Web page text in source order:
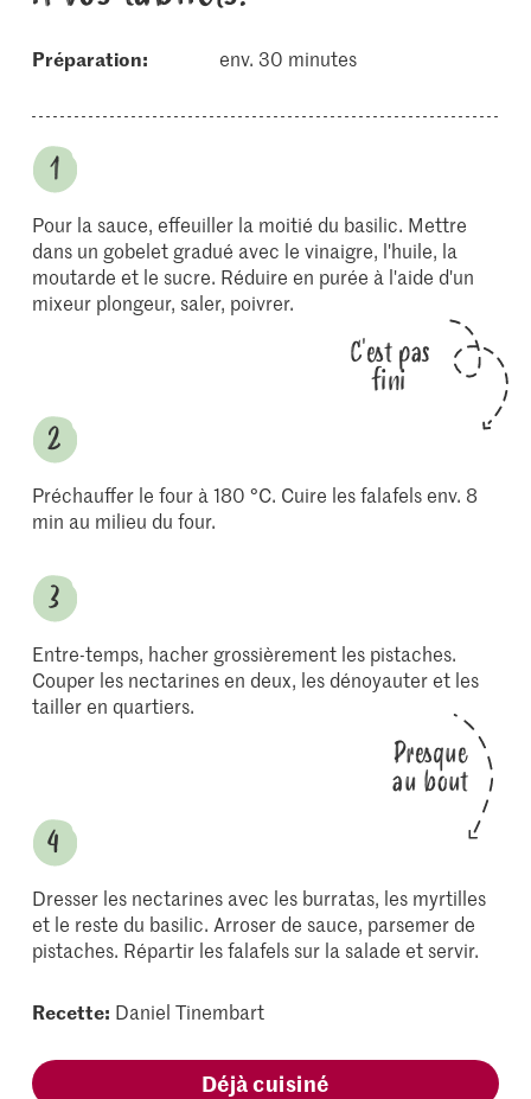
Préparation: env. 30 minutes
Pour la sauce, effeuiller la moitié du basilic. Mettre
dans un gobelet gradué avec le vinaigre, l'huile, la
moutarde et le sucre. Réduire en purée à l'aide d'un
mixeur plongeur, saler, poivrer.
C'est pas
fini
Préchauffer le four à 180 °C. Cuire les falafels env. 8
min au milieu du four.
Entre-temps, hacher grossièrement les pistaches.
Couper les nectarines en deux, les dénoyauter et les
tailler en quartiers.
Presque
au bout
Dresser les nectarines avec les burratas, les myrtilles
et le reste du basilic. Arroser de sauce, parsemer de
pistaches. Répartir les falafels sur la salade et servir.
Recette: Daniel Tinembart
Déjà cuisiné